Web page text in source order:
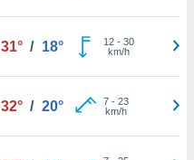
31° / 18° 12- 30
km/h
32° / 20° 7- 23
km/h